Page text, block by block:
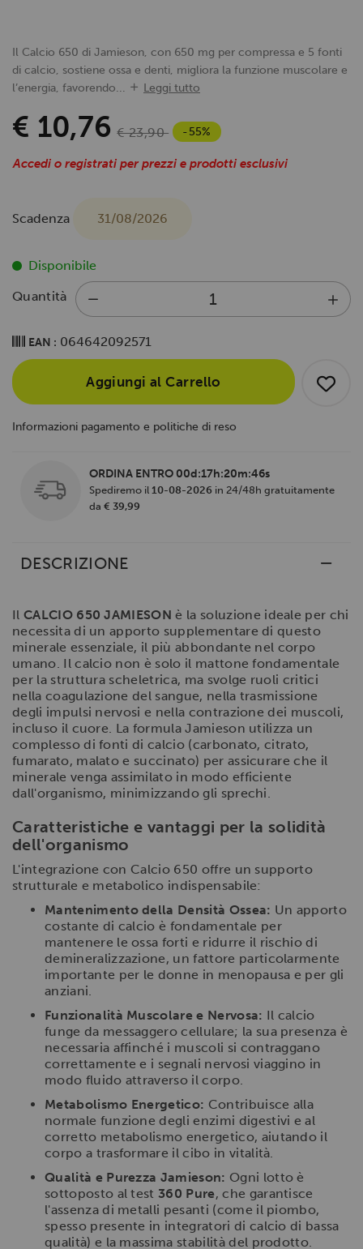
Il Calcio 650 di Jamieson, con 650 mg per compressa e 5 fonti
di calcio, sostiene ossa e denti, migliora la funzione muscolare e
l’energia, favorendo...
Leggi tutto
€ 10,76 € 23,90 -55%
Accedi o registrati per prezzi e prodotti esclusivi
Scadenza 31/08/2026
Disponibile
Quantità
EAN : 064642092571
Aggiungi al Carrello
Informazioni pagamento e politiche di reso
ORDINA ENTRO 00d:17h:20m:45s
Spediremo il 10-08-2026 in 24/48h gratuitamente
da € 39,99
DESCRIZIONE
Il CALCIO 650 JAMIESON è la soluzione ideale per chi
necessita di un apporto supplementare di questo
minerale essenziale, il più abbondante nel corpo
umano. Il calcio non è solo il mattone fondamentale
per la struttura scheletrica, ma svolge ruoli critici
nella coagulazione del sangue, nella trasmissione
degli impulsi nervosi e nella contrazione dei muscoli,
incluso il cuore. La formula Jamieson utilizza un
complesso di fonti di calcio (carbonato, citrato,
fumarato, malato e succinato) per assicurare che il
minerale venga assimilato in modo efficiente
dall'organismo, minimizzando gli sprechi.
Caratteristiche e vantaggi per la solidità
dell'organismo
L'integrazione con Calcio 650 offre un supporto
strutturale e metabolico indispensabile:
Mantenimento della Densità Ossea: Un apporto
costante di calcio è fondamentale per
mantenere le ossa forti e ridurre il rischio di
demineralizzazione, un fattore particolarmente
importante per le donne in menopausa e per gli
anziani.
Funzionalità Muscolare e Nervosa: Il calcio
funge da messaggero cellulare; la sua presenza è
necessaria affinché i muscoli si contraggano
correttamente e i segnali nervosi viaggino in
modo fluido attraverso il corpo.
Metabolismo Energetico: Contribuisce alla
normale funzione degli enzimi digestivi e al
corretto metabolismo energetico, aiutando il
corpo a trasformare il cibo in vitalità.
Qualità e Purezza Jamieson: Ogni lotto è
sottoposto al test 360 Pure, che garantisce
l'assenza di metalli pesanti (come il piombo,
spesso presente in integratori di calcio di bassa
qualità) e la massima stabilità del prodotto.